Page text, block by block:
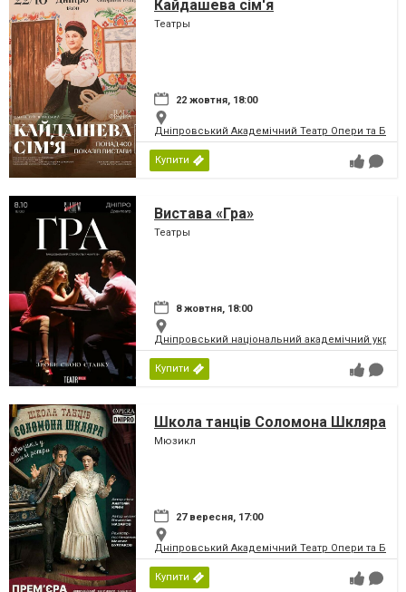
Кайдашева сім'я
Театры
22 жовтня, 18:00
Дніпровський Академічний Театр Опери та
Купити
Вистава «Гра»
Театры
8 жовтня, 18:00
Дніпровський національний академічний
Купити
Школа танців Соломона Шкляра
Мюзикл
27 вересня, 17:00
Дніпровський Академічний Театр Опери та
Купити